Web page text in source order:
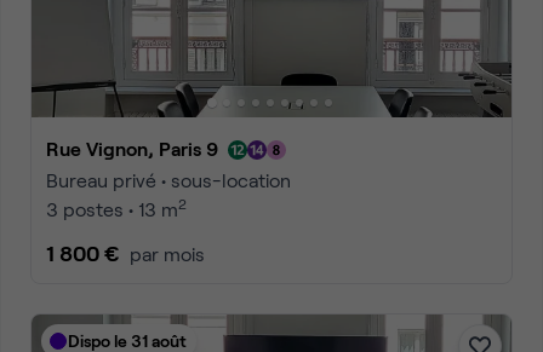
Rue Vignon, Paris 9
Bureau privé • sous-location
3 postes • 13 m2
1 800 € par mois
Dispo le 31 août